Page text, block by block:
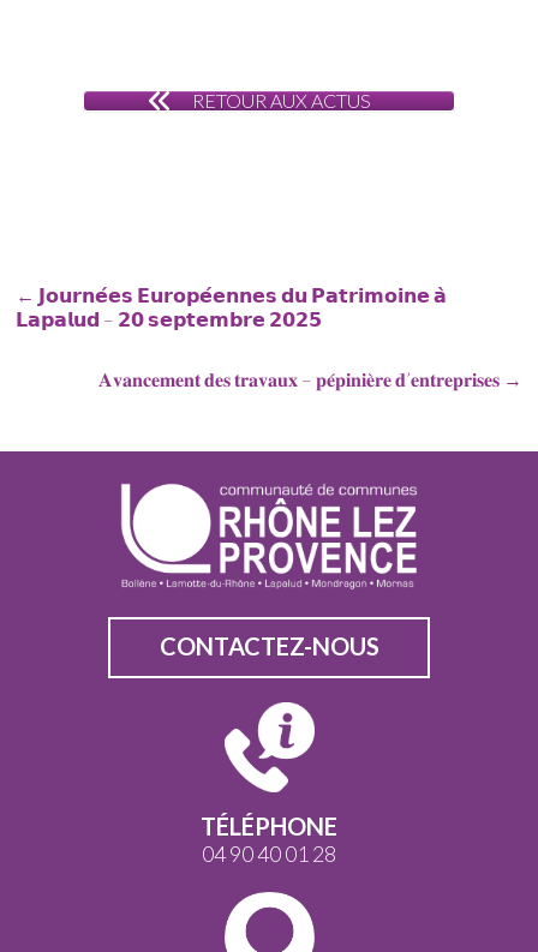
RETOUR AUX ACTUS
← 𝗝𝗼𝘂𝗿𝗻𝗲́𝗲𝘀 𝗘𝘂𝗿𝗼𝗽𝗲́𝗲𝗻𝗻𝗲𝘀 𝗱𝘂 𝗣𝗮𝘁𝗿𝗶𝗺𝗼𝗶𝗻𝗲 𝗮̀
𝗟𝗮𝗽𝗮𝗹𝘂𝗱 – 𝟮𝟬 𝘀𝗲𝗽𝘁𝗲𝗺𝗯𝗿𝗲 𝟮𝟬𝟮𝟱
𝐀𝐯𝐚𝐧𝐜𝐞𝐦𝐞𝐧𝐭 𝐝𝐞𝐬 𝐭𝐫𝐚𝐯𝐚𝐮𝐱 – 𝐩𝐞́𝐩𝐢𝐧𝐢𝐞̀𝐫𝐞 𝐝’𝐞𝐧𝐭𝐫𝐞𝐩𝐫𝐢𝐬𝐞𝐬 →
CONTACTEZ-NOUS
TÉLÉPHONE
04 90 40 01 28